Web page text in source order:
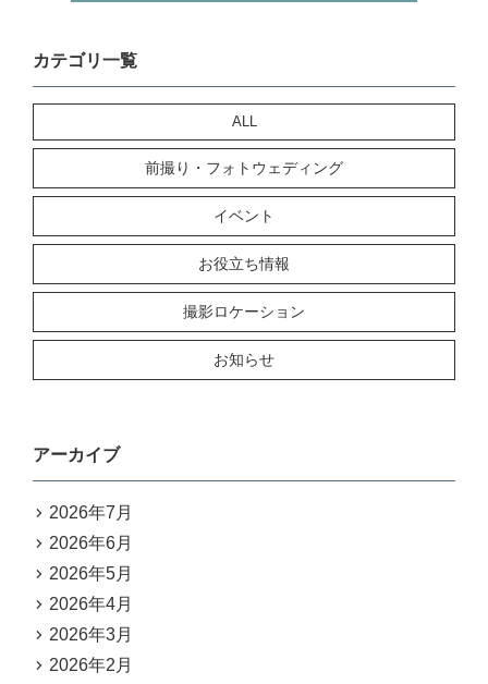
カテゴリ一覧
ALL
前撮り・フォトウェディング
イベント
お役立ち情報
撮影ロケーション
お知らせ
アーカイブ
2026年7月
2026年6月
2026年5月
2026年4月
2026年3月
2026年2月